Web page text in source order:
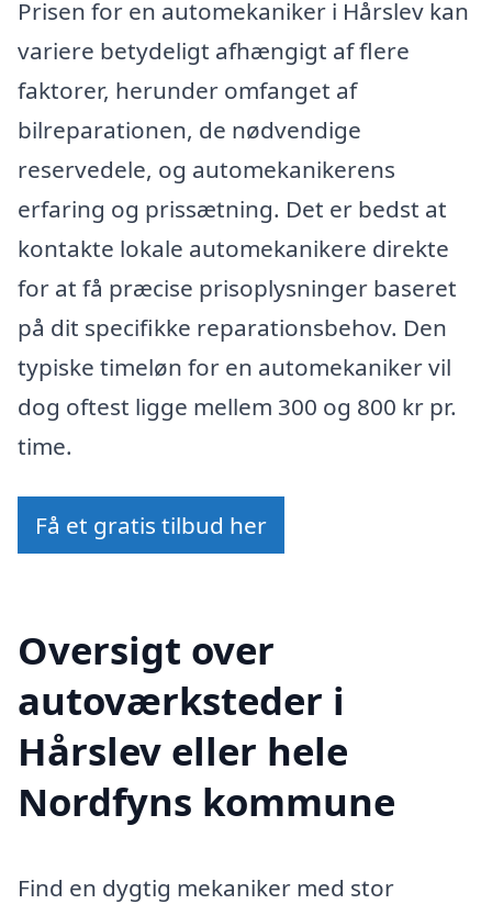
Prisen for en automekaniker i Hårslev kan
variere betydeligt afhængigt af flere
faktorer, herunder omfanget af
bilreparationen, de nødvendige
reservedele, og automekanikerens
erfaring og prissætning. Det er bedst at
kontakte lokale automekanikere direkte
for at få præcise prisoplysninger baseret
på dit specifikke reparationsbehov. Den
typiske timeløn for en automekaniker vil
dog oftest ligge mellem 300 og 800 kr pr.
time.
Få et gratis tilbud her
Oversigt over
autoværksteder i
Hårslev eller hele
Nordfyns kommune
Find en dygtig mekaniker med stor